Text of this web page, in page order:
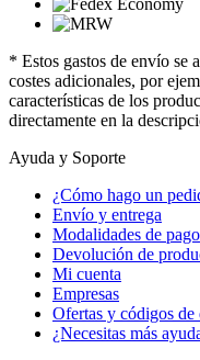
* Estos gastos de envío se
costes adicionales, por
características de los
directamente en la
Ayuda y Soporte
¿Cómo hago un
Envío y entrega
Modalidades de pago
Devolución de
Mi cuenta
Empresas
Ofertas y códigos de
¿Necesitas más